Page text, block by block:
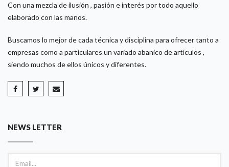
Con una mezcla de ilusión , pasión e interés por todo aquello
elaborado con las manos.
Buscamos lo mejor de cada técnica y disciplina para ofrecer tanto a
empresas como a particulares un variado abanico de artículos ,
siendo muchos de ellos únicos y diferentes.
NEWS LETTER